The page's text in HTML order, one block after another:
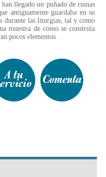
llegado un puñado de ruinas
antiguamente guardaba en su
durante las liturgias, tal y como
muestra de cómo se construía
pocos elementos.